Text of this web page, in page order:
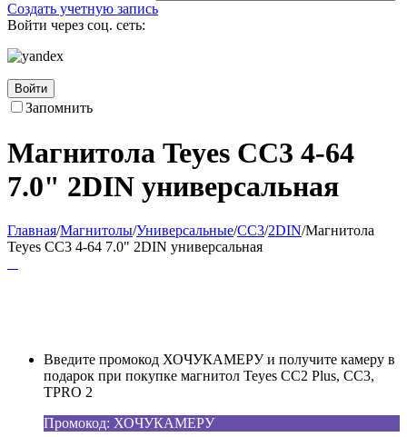
Создать учетную запись
Войти через соц. сеть:
Войти
Запомнить
Магнитола Teyes CC3 4-64
7.0" 2DIN универсальная
Главная/Магнитолы/Универсальные/CC3/2DIN/Магнитола
Teyes CC3 4-64 7.0" 2DIN универсальная
Введите промокод ХОЧУКАМЕРУ и получите камеру в
подарок при покупке магнитол Teyes CC2 Plus, CC3,
TPRO 2
Промокод: ХОЧУКАМЕРУ